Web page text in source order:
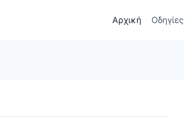
Αρχική Οδηγίες